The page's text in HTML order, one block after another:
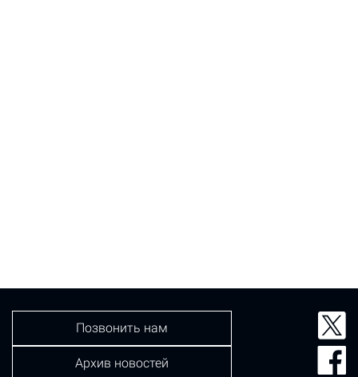
Позвонить нам
Архив новостей